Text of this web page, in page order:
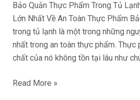
Bảo Quản Thực Phẩm Trong Tủ
Lớn Nhất Về An Toàn Thực Phẩm
trong tủ lạnh là một trong những
nhất trong an toàn thực phẩm. Thực
chất của nó không tồn tại lâu như
Toàn
Thực
Phẩm
Read More »